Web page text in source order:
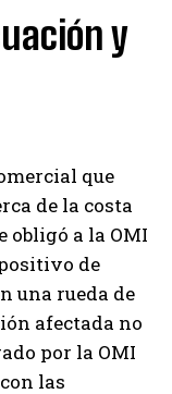
y
que
de la costa
obligó a la OMI
de
una rueda de
afectada no
por la OMI
las